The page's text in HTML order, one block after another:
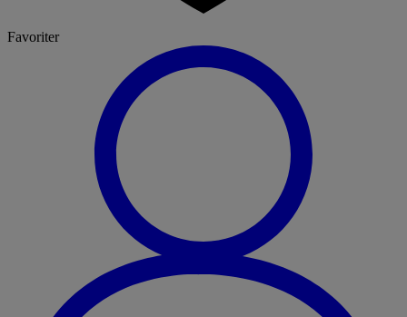
Favoriter